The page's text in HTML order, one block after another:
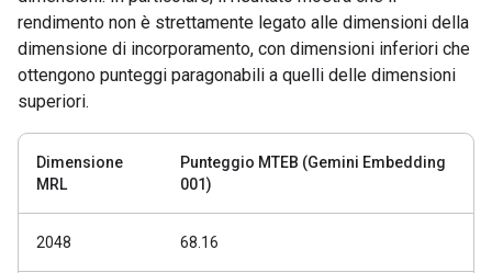
rendimento non è strettamente legato alle dimensioni della
dimensione di incorporamento, con dimensioni inferiori che
ottengono punteggi paragonabili a quelli delle dimensioni
superiori.
Dimensione
MRL
Punteggio MTEB (Gemini Embedding
001)
2048 68.16